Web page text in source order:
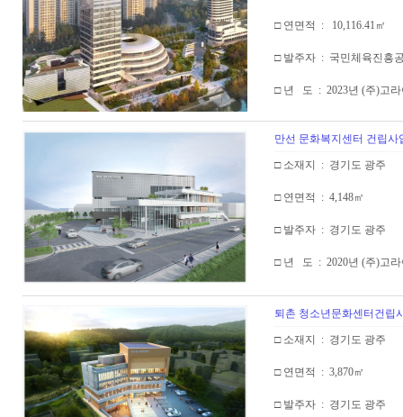
□ 연면적 : 10,116.41㎡
□ 발주자 : 국민체육진흥
□ 년 도 : 2023년 (주)고라
만선 문화복지센터 건립
□ 소재지 : 경기도 광주
□ 연면적 : 4,148㎡
□ 발주자 : 경기도 광주
□ 년 도 : 2020년 (주)고
퇴촌 청소년문화센터건립
□ 소재지 : 경기도 광주
□ 연면적 : 3,870㎡
□ 발주자 : 경기도 광주